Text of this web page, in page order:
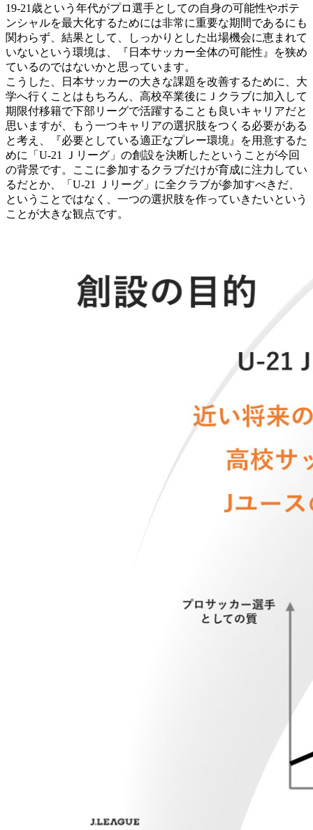
19-21歳という年代がプロ選手としての自身の可能性やポテ
ンシャルを最大化するためには非常に重要な期間であるにも
関わらず、結果として、しっかりとした出場機会に恵まれて
いないという環境は、『日本サッカー全体の可能性』を狭め
ているのではないかと思っています。
こうした、日本サッカーの大きな課題を改善するために、大
学へ行くことはもちろん、高校卒業後にＪクラブに加入して
期限付移籍で下部リーグで活躍することも良いキャリアだと
思いますが、もう一つキャリアの選択肢をつくる必要がある
と考え、『必要としている適正なプレー環境』を用意するた
めに「U-21 Ｊリーグ」の創設を決断したということが今回
の背景です。ここに参加するクラブだけが育成に注力してい
るだとか、「U-21 Ｊリーグ」に全クラブが参加すべきだ、
ということではなく、一つの選択肢を作っていきたいという
ことが大きな観点です。